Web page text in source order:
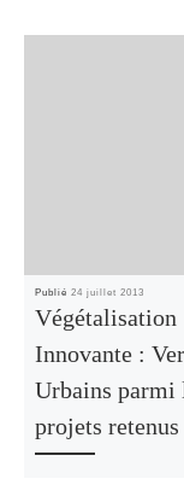
Publié 24 juillet 2013
Végétalisation
Innovante :
Urbains parmi
projets retenus